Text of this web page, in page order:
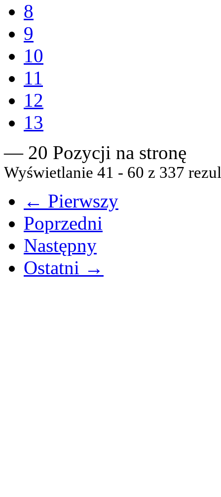
8
9
10
11
12
13
— 20 Pozycji na stronę
Wyświetlanie 41 - 60 z 337
← Pierwszy
Poprzedni
Następny
Ostatni →